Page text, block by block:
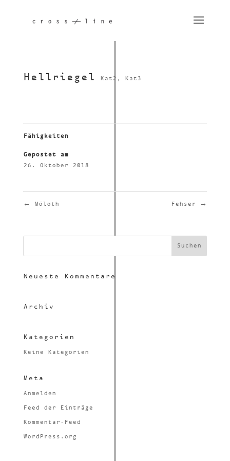
Hell­riegel Kat2 , Kat3
Fähigkeiten
Gepostet am
26. Oktober 2018
← Möloth Fehser →
Neueste Kommen­tare
Archiv
Kate­go­rien
Keine Kategorien
Meta
Anmelden
Feed der Einträge
Kommentar-Feed
WordPress.org